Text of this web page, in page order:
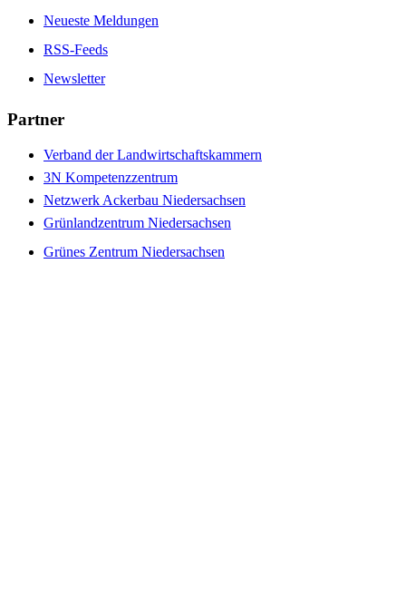
Neueste Meldungen
RSS-Feeds
Newsletter
Partner
Verband der Landwirtschaftskammern
3N Kompetenzzentrum
Netzwerk Ackerbau Niedersachsen
Grünlandzentrum Niedersachsen
Grünes Zentrum Niedersachsen